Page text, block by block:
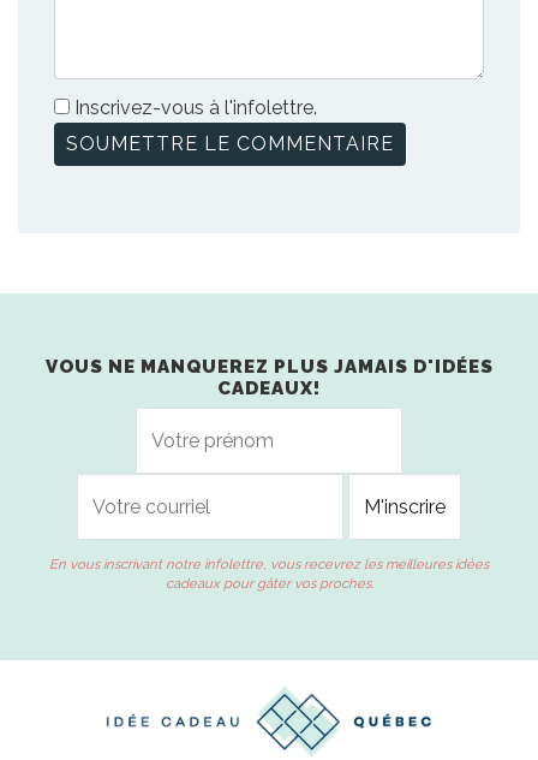
Inscrivez-vous à l'infolettre.
VOUS NE MANQUEREZ PLUS JAMAIS D'IDÉES
CADEAUX!
En vous inscrivant notre infolettre, vous recevrez les meilleures idées
cadeaux pour gâter vos proches.